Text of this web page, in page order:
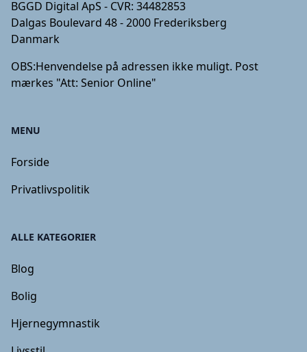
BGGD Digital ApS - CVR: 34482853
Dalgas Boulevard 48 - 2000 Frederiksberg
Danmark
OBS:Henvendelse på adressen ikke muligt. Post
mærkes "Att: Senior Online"
MENU
Forside
Privatlivspolitik
ALLE KATEGORIER
Blog
Bolig
Hjernegymnastik